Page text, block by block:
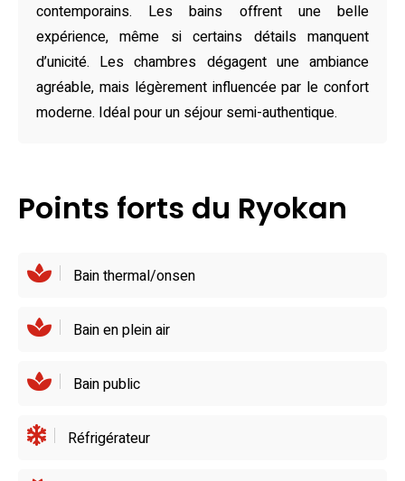
propose un buffet généreux mettant en avant les
richesses culinaires locales, notamment des fruits de mer
frais et des spécialités japonaises finement préparées.
Pour les plus curieux, des restaurants variés se trouvent
également à quelques kilomètres, promettant une
contemporains. Les bains offrent une belle
expérience, même si certains détails manquent
d’unicité. Les chambres dégagent une ambiance
agréable, mais légèrement influencée par le confort
moderne. Idéal pour un séjour semi-authentique.
Points forts du Ryokan
Bain thermal/onsen
Bain en plein air
Bain public
Réfrigérateur